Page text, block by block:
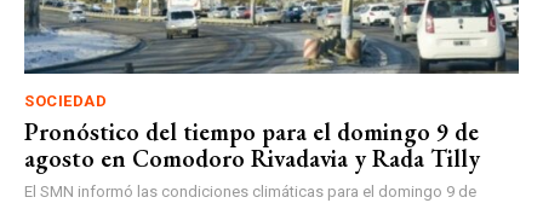
SOCIEDAD
Pronóstico del tiempo para el domingo 9 de
agosto en Comodoro Rivadavia y Rada Tilly
El SMN informó las condiciones climáticas para el domingo 9 de